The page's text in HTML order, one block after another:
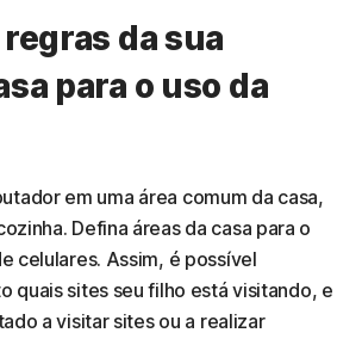
da sua
para o uso da
em uma área comum da casa,
Defina áreas da casa para o
celulares. Assim, é possível
quais sites seu filho está visitando, e
a visitar sites ou a realizar